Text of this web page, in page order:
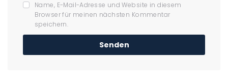
Name, E-Mail-Adresse und Website in diesem
Browser für meinen nächsten Kommentar
speichern.